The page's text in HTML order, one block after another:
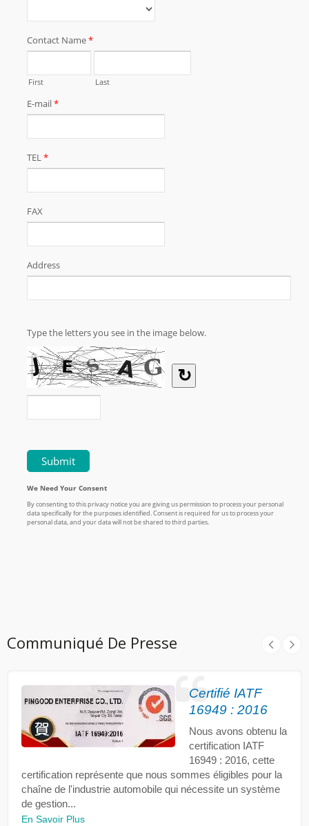
Communiqué De Presse
Certifié IATF
16949 : 2016
Nous avons obtenu la
certification IATF
16949 : 2016, cette
certification représente que nous sommes éligibles pour la
chaîne de l'industrie automobile qui nécessite un système
de gestion...
En Savoir Plus